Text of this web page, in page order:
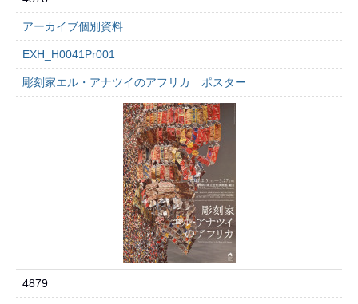
アーカイブ個別資料
EXH_H0041Pr001
彫刻家エル・アナツイのアフリカ ポスター
4879